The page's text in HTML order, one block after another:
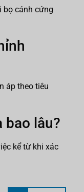
bọ cánh cứng
áp theo tiêu
bao lâu?
kể từ khi xác